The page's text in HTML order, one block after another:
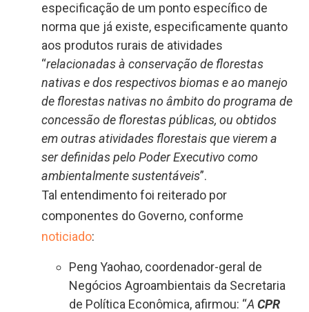
especificação de um ponto específico de
norma que já existe, especificamente quanto
aos produtos rurais de atividades
“relacionadas à conservação de florestas
nativas e dos respectivos biomas e ao manejo
de florestas nativas no âmbito do programa de
concessão de florestas públicas, ou obtidos
em outras atividades florestais que vierem a
ser definidas pelo Poder Executivo como
ambientalmente sustentáveis”.
Tal entendimento foi reiterado por
componentes do Governo, conforme
noticiado:
Peng Yaohao, coordenador-geral de
Negócios Agroambientais da Secretaria
de Política Econômica, afirmou: “A CPR